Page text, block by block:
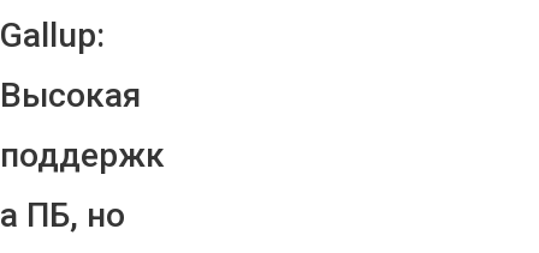
Gallup:
Высокая
поддержк
а ПБ, но